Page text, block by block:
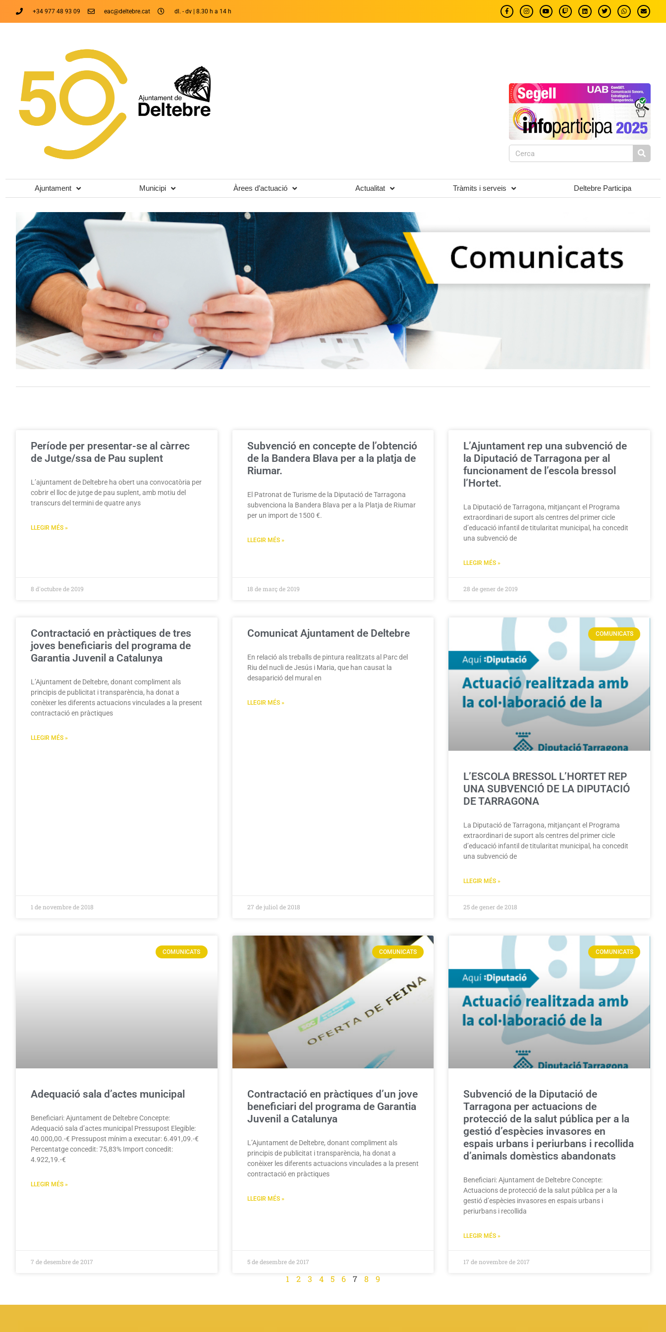
+34 977 48 93 09 eac@deltebre.cat dl. - dv | 8.30 h a 14 h
Ajuntament Municipi Àrees d’actuació Actualitat Tràmits i serveis Deltebre Participa
Període per presentar-se al càrrec
de Jutge/ssa de Pau suplent
L’ajuntament de Deltebre ha obert una convocatòria per
cobrir el lloc de jutge de pau suplent, amb motiu del
transcurs del termini de quatre anys
LLEGIR MÉS »
8 d'octubre de 2019
Subvenció en concepte de l’obtenció
de la Bandera Blava per a la platja de
Riumar.
El Patronat de Turisme de la Diputació de Tarragona
subvenciona la Bandera Blava per a la Platja de Riumar
per un import de 1500 €.
LLEGIR MÉS »
18 de març de 2019
L’Ajuntament rep una subvenció de
la Diputació de Tarragona per al
funcionament de l’escola bressol
l’Hortet.
La Diputació de Tarragona, mitjançant el Programa
extraordinari de suport als centres del primer cicle
d’educació infantil de titularitat municipal, ha concedit
una subvenció de
LLEGIR MÉS »
28 de gener de 2019
Contractació en pràctiques de tres
joves beneficiaris del programa de
Garantia Juvenil a Catalunya
L’Ajuntament de Deltebre, donant compliment als
principis de publicitat i transparència, ha donat a
conèixer les diferents actuacions vinculades a la present
contractació en pràctiques
LLEGIR MÉS »
1 de novembre de 2018
Comunicat Ajuntament de Deltebre
En relació als treballs de pintura realitzats al Parc del
Riu del nucli de Jesús i Maria, que han causat la
desaparició del mural en
LLEGIR MÉS »
27 de juliol de 2018
COMUNICATS
L’ESCOLA BRESSOL L’HORTET REP
UNA SUBVENCIÓ DE LA DIPUTACIÓ
DE TARRAGONA
La Diputació de Tarragona, mitjançant el Programa
extraordinari de suport als centres del primer cicle
d’educació infantil de titularitat municipal, ha concedit
una subvenció de
LLEGIR MÉS »
25 de gener de 2018
COMUNICATS
Adequació sala d’actes municipal
Beneficiari: Ajuntament de Deltebre Concepte:
Adequació sala d’actes municipal Pressupost Elegible:
40.000,00.-€ Pressupost mínim a executar: 6.491,09.-€
Percentatge concedit: 75,83% Import concedit:
4.922,19.-€
LLEGIR MÉS »
7 de desembre de 2017
COMUNICATS
Contractació en pràctiques d’un jove
beneficiari del programa de Garantia
Juvenil a Catalunya
L’Ajuntament de Deltebre, donant compliment als
principis de publicitat i transparència, ha donat a
conèixer les diferents actuacions vinculades a la present
contractació en pràctiques
LLEGIR MÉS »
5 de desembre de 2017
COMUNICATS
Subvenció de la Diputació de
Tarragona per actuacions de
protecció de la salut pública per a la
gestió d’espècies invasores en
espais urbans i periurbans i recollida
d’animals domèstics abandonats
Beneficiari: Ajuntament de Deltebre Concepte:
Actuacions de protecció de la salut pública per a la
gestió d’espècies invasores en espais urbans i
periurbans i recollida
LLEGIR MÉS »
17 de novembre de 2017
1 2 3 4 5 6 7 8 9